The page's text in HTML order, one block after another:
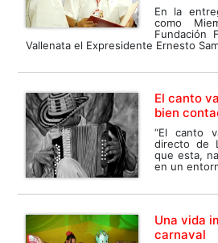
En la
como
Fundación
Vallenata el Expresidente Ernesto
El canto
bien
“El canto
directo de
que esta,
en un
Una vida
carnaval